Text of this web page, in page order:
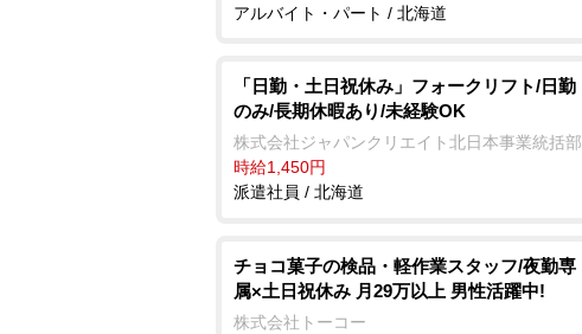
アルバイト・パート / 北海道
「日勤・土日祝休み」フォークリフト/日勤
のみ/長期休暇あり/未経験OK
株式会社ジャパンクリエイト北日本事業統括部
時給1,450円
派遣社員 / 北海道
チョコ菓子の検品・軽作業スタッフ/夜勤専
属×土日祝休み 月29万以上 男性活躍中!
株式会社トーコー